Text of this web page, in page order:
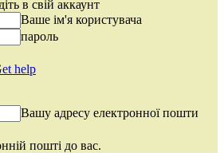
в свій аккаунт
Ваше ім'я користувача
пароль
help
Вашу адресу електронної пошти
пошті до вас.